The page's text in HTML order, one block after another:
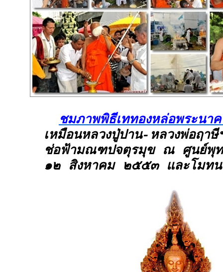
ชมภาพพิธีเททองหล่อพระนา
เหมือนหลวงปู่ปาน-หลวงพ่อฤา
ช่อฟ้ามณฑปจตุรมุข ณ ศูนย์พุ
๑๒ สิงหาคม ๒๕๕๓ และโมทน